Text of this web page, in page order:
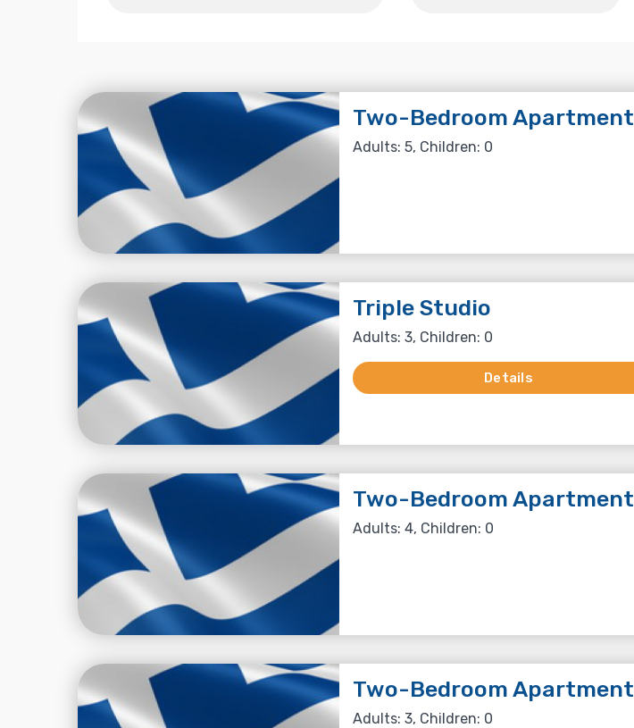
Two-Bedroom Apartment
Adults: 5, Children: 0
Triple Studio
Adults: 3, Children: 0
Details
Two-Bedroom Apartment
Adults: 4, Children: 0
Two-Bedroom Apartment
Adults: 3, Children: 0